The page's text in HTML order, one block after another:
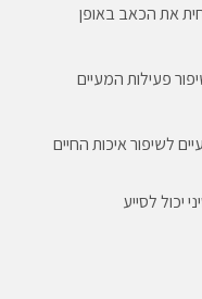
את הכאב באופן
פעילות המעיים
לשיפור איכות החיים
יכול לסייע